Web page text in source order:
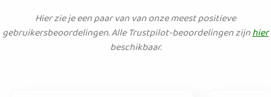
Hier zie je een paar van van onze meest positieve
gebruikersbeoordelingen. Alle Trustpilot-beoordelingen zijnhier
beschikbaar.